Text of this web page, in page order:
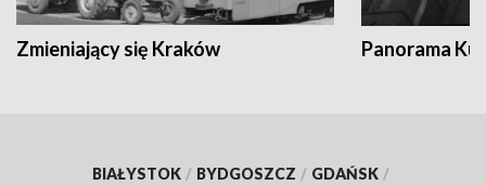
Zmieniający się Kraków Panorama
BIAŁYSTOK / BYDGOSZCZ / GDAŃSK /